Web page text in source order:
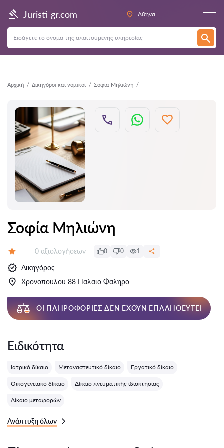
Juristi-gr.com Αθήνα
Αρχική Δικηγόροι και νομικοί Σοφία Μηλιώνη
Πίσω
Σοφία Μηλιώνη
Αξιολογήσεις:
0 αξιολογήσεων 0 0 1
Δικηγόρος
Χρονοπουλου 88 Παλαιο Φαληρο
ΟΙ ΠΛΗΡΟΦΟΡΊΕΣ ΔΕΝ ΈΧΟΥΝ ΕΠΑΛΗΘΕΥΤΕΊ
Ειδικότητα
Ιατρικό δίκαιο Μεταναστευτικό δίκαιο Εργατικό δίκαιο
Οικογενειακό δίκαιο Δίκαιο πνευματικής ιδιοκτησίας
Δίκαιο μεταφορών
Ανάπτυξη όλων